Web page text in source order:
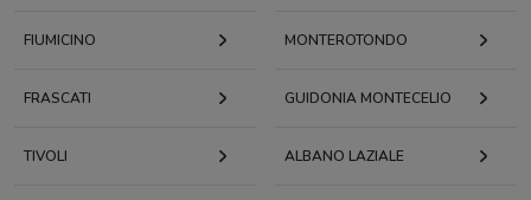
FIUMICINO MONTEROTONDO
FRASCATI GUIDONIA MONTECELIO
TIVOLI ALBANO LAZIALE